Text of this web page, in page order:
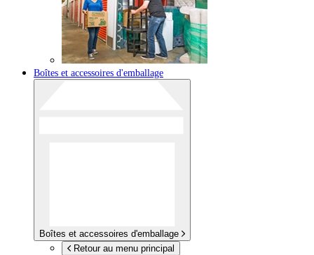
Boîtes et accessoires d'emballage
Boîtes et accessoires d'emballage
Retour au menu principal